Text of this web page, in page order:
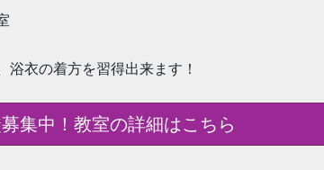
浴衣の着方を習得出来ます！
集中！教室の詳細はこちら